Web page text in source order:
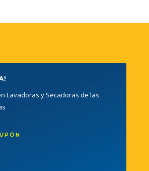
Lavadoras y Secadoras de las